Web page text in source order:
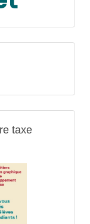
taxe